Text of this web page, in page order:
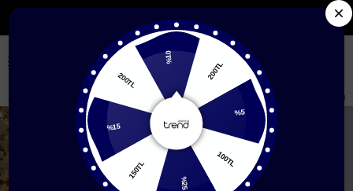
Seçili Yeni Sezon Ürünlerde %50'ye Varan İndirim
ÜST GİYİM İkili Takım
%10 200TL
%5
100TL
%25
150TL
%15
200TL